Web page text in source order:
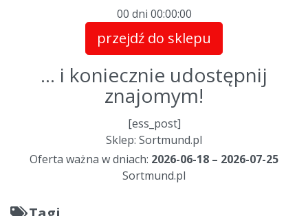
00 dni 00:00:00
przejdź do sklepu
... i koniecznie udostępnij
znajomym!
[ess_post]
Sklep: Sortmund.pl
Oferta ważna w dniach: 2026-06-18 – 2026-07-25
Sortmund.pl